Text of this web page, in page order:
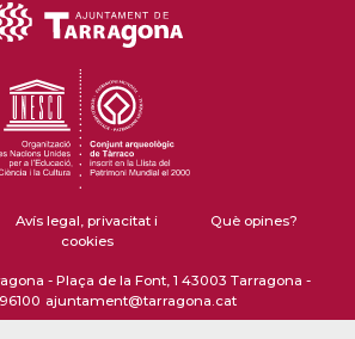
Avís legal, privacitat i
cookies
Què opines?
- Plaça de la Font, 1 43003 Tarragona -
ajuntament@tarragona.cat